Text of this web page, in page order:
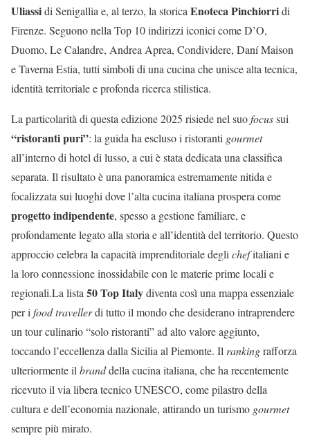
Uliassidi Senigallia e, al terzo, la storicaEnoteca Pinchiorridi
Firenze. Seguono nella Top 10 indirizzi iconici come D’O,
Duomo, Le Calandre, Andrea Aprea, Condividere, Daní Maison
e Taverna Estia, tutti simboli di una cucina che unisce alta tecnica,
identità territoriale e profonda ricerca stilistica.
La particolarità di questa edizione 2025 risiede nel suofocussui
“ristoranti puri”: la guida ha escluso i ristoranti gourmet
all’interno di hotel di lusso, a cui è stata dedicata una classifica
separata. Il risultato è una panoramica estremamente nitida e
focalizzata sui luoghi dove l’alta cucina italiana prospera come
progetto indipendente, spesso a gestione familiare, e
profondamente legato alla storia e all’identità del territorio. Questo
approccio celebra la capacità imprenditoriale deglichefitaliani e
la loro connessione inossidabile con le materie prime locali e
regionali.La lista50 Top Italydiventa così una mappa essenziale
per ifood travellerdi tutto il mondo che desiderano intraprendere
un tour culinario “solo ristoranti” ad alto valore aggiunto,
toccando l’eccellenza dalla Sicilia al Piemonte. Ilrankingrafforza
ulteriormente ilbranddella cucina italiana, che ha recentemente
ricevuto il via libera tecnico UNESCO, come pilastro della
cultura e dell’economia nazionale, attirando un turismo gourmet
sempre più mirato.